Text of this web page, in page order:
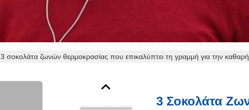
3 σοκολάτα ζωνών θερμοκρασίας που επικαλύπτει τη γραμμή για την
3 Σοκολάτα